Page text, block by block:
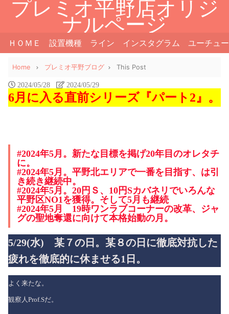
プレミオ平野店オリジ
ナルページ
ＨＯＭＥ 設置機種 ライン インスタグラム ユーチュ
Home プレミオ平野ブログ This Post
2024/05/28 2024/05/29
6月に入る直前シリーズ『パート2』。
#2024年5月。新たな目標を掲げ20年目のオレタチ
に。
#2024年5月。平野北エリアで一番を目指す、は引
き続き継続中。
#2024年5月。20円Ｓ、10円Sカバネリでいろんな
平野区NO1を獲得。そして5月も継続
#2024年5月 19時ワンラブコーナーの改革、ジャ
グの聖地奪還に向けて本格始動の月。
5/29(水) 某７の日。某８の日に徹底対抗した
疲れを徹底的に休ませる1日。
よく来たな。
観察人Prof.Sだ。